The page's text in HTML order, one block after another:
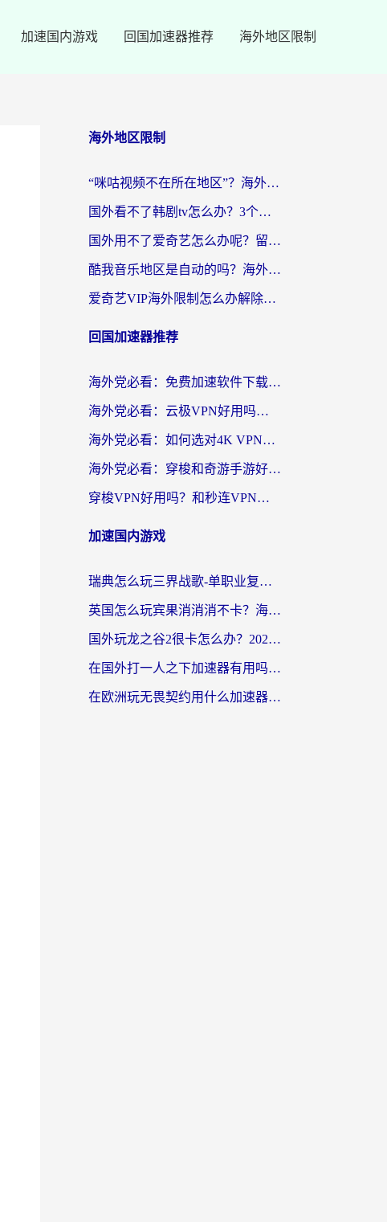
加速国内游戏 回国加速器推荐 海外地区限制
海外地区限制
“咪咕视频不在所在地区”？海外党追剧看片、炒股的救星来了！
国外看不了韩剧tv怎么办？3个实用技巧解决海外追剧难题（附书旗小说&社保查询攻略）
国外用不了爱奇艺怎么办呢？留学生亲测有效的回国加速方案
酷我音乐地区是自动的吗？海外党听国内音乐看视频的真实解决方案
爱奇艺VIP海外限制怎么办解除？海外党追剧看片的终极解决方案
回国加速器推荐
海外党必看：免费加速软件下载指南——无缝访问国内资源的正确打开方式
海外党必看：云极VPN好用吗？和旋风VPN对比哪个回国效果更好？附真实体验+选择攻略
海外党必看：如何选对4K VPN，无缝刷国内剧听网易云？
海外党必看：穿梭和奇游手游好用吗？3步选对回国加速器，流畅看CCTV5海外直播
穿梭VPN好用吗？和秒连VPN对比哪个回国效果更好？海外党亲测实用指南
加速国内游戏
瑞典怎么玩三界战歌-单职业复古传奇手游？海外党国服游戏加速终极指南
英国怎么玩宾果消消消不卡？海外党国服游戏加速终极攻略（附守望第九大陆解决办法）
国外玩龙之谷2很卡怎么办？2026海外党必看的国服游戏加速全攻略
在国外打一人之下加速器有用吗？海外党国服游戏畅玩全攻略
在欧洲玩无畏契约用什么加速器好？2026海外党亲测有效指南